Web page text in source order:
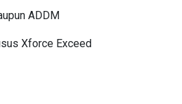
ADDM
Xforce Exceed